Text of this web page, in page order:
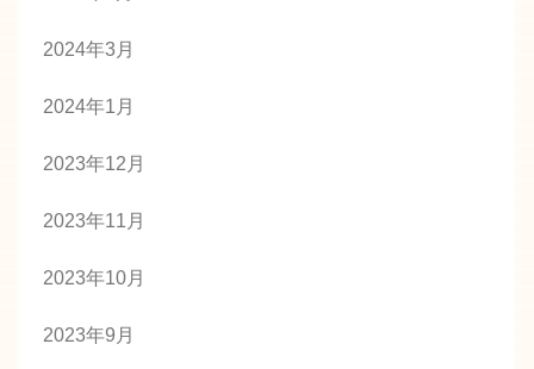
2024年3月
2024年1月
2023年12月
2023年11月
2023年10月
2023年9月